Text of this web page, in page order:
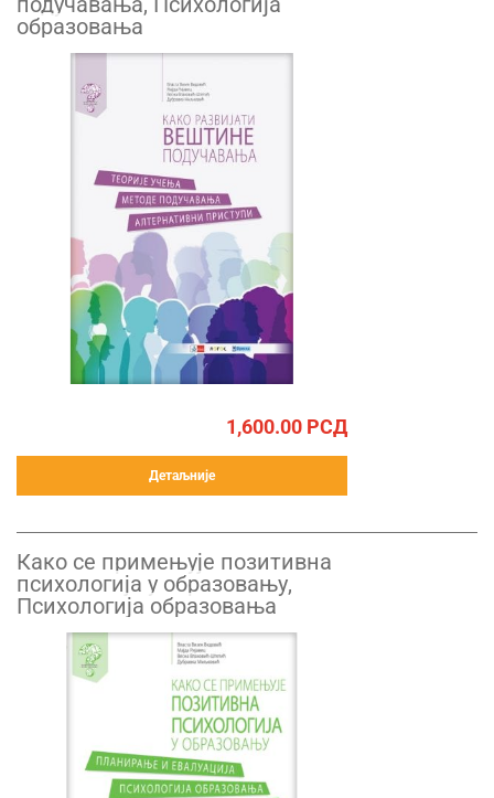
образовања
1,600.00 РСД
Детаљније
Како се примењује позитивна
психологија у образовању,
Психологија образовања